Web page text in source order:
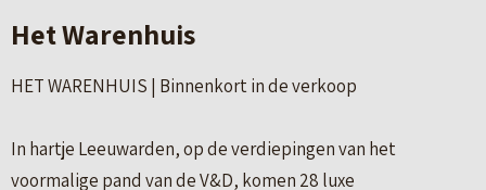
Het Warenhuis
HET WARENHUIS | Binnenkort in de verkoop
In hartje Leeuwarden, op de verdiepingen van het
voormalige pand van de V&D, komen 28 luxe